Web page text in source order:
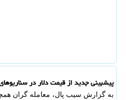
پیشبینی جدید از قیمت دلار در
به گزارش سیب پال، معامله گران